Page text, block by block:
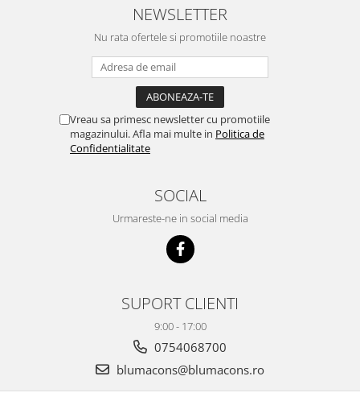
NEWSLETTER
Nu rata ofertele si promotiile noastre
Vreau sa primesc newsletter cu promotiile
magazinului. Afla mai multe in Politica de
Confidentialitate
SOCIAL
Urmareste-ne in social media
SUPORT CLIENTI
9:00 - 17:00
0754068700
blumacons@blumacons.ro